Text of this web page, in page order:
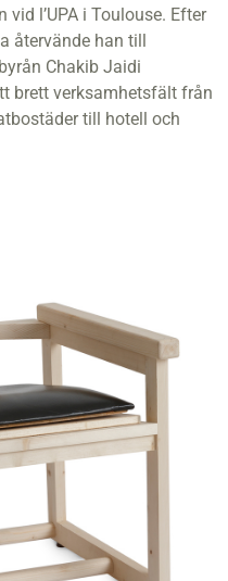
l’UPA i Toulouse. Efter
återvände han till
Chakib Jaidi
brett verksamhetsfält från
till hotell och